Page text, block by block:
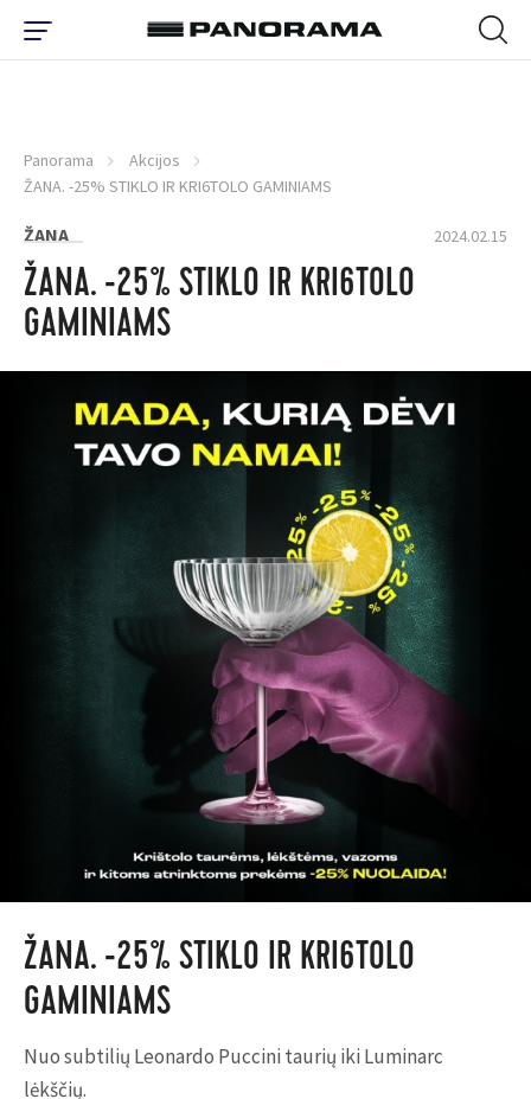
Panorama
Akcijos
ŽANA. -25% STIKLO IR KRI6TOLO GAMINIAMS
ŽANA 2024.02.15
ŽANA. -25% STIKLO IR KRI6TOLO
GAMINIAMS
ŽANA. -25% STIKLO IR KRI6TOLO
GAMINIAMS
Nuo subtilių Leonardo Puccini taurių iki Luminarc
lėkščių.